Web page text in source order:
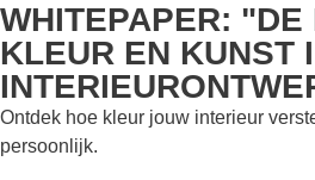
WHITEPAPER: "DE
KLEUR EN KUNST
Ontdek hoe kleur jouw interieur
persoonlijk.